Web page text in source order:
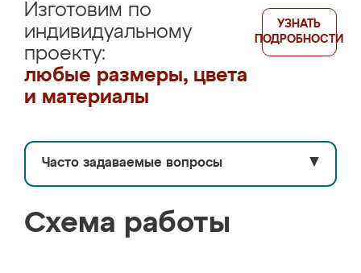
Изготовим по
индивидуальному
проекту:
любые размеры, цвета
и материалы
УЗНАТЬ
ПОДРОБНОСТИ
Часто задаваемые вопросы ▼
Схема работы